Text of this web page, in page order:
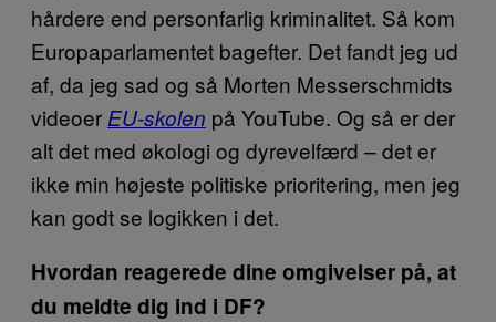
hårdere end personfarlig kriminalitet. Så kom
Europaparlamentet bagefter. Det fandt jeg ud
af, da jeg sad og så Morten Messerschmidts
videoer EU-skolen på YouTube. Og så er der
alt det med økologi og dyrevelfærd – det er
ikke min højeste politiske prioritering, men jeg
kan godt se logikken i det.
Hvordan reagerede dine omgivelser på, at
du meldte dig ind i DF?